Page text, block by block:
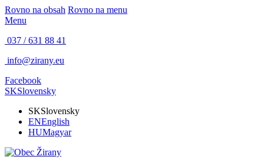
Rovno na obsah Rovno na menu
Menu
037 / 631 88 41
info@zirany.eu
Facebook
SKSlovensky
SKSlovensky
ENEnglish
HUMagyar